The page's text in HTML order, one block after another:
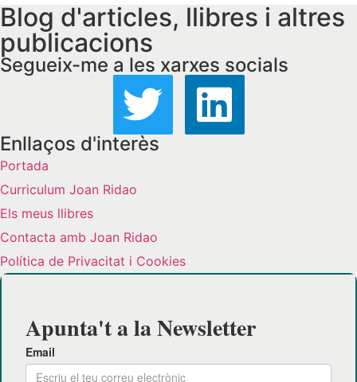
Blog d'articles, llibres i altres
publicacions
Segueix-me a les xarxes socials
Enllaços d'interès
Portada
Curriculum Joan Ridao
Els meus llibres
Contacta amb Joan Ridao
Política de Privacitat i Cookies